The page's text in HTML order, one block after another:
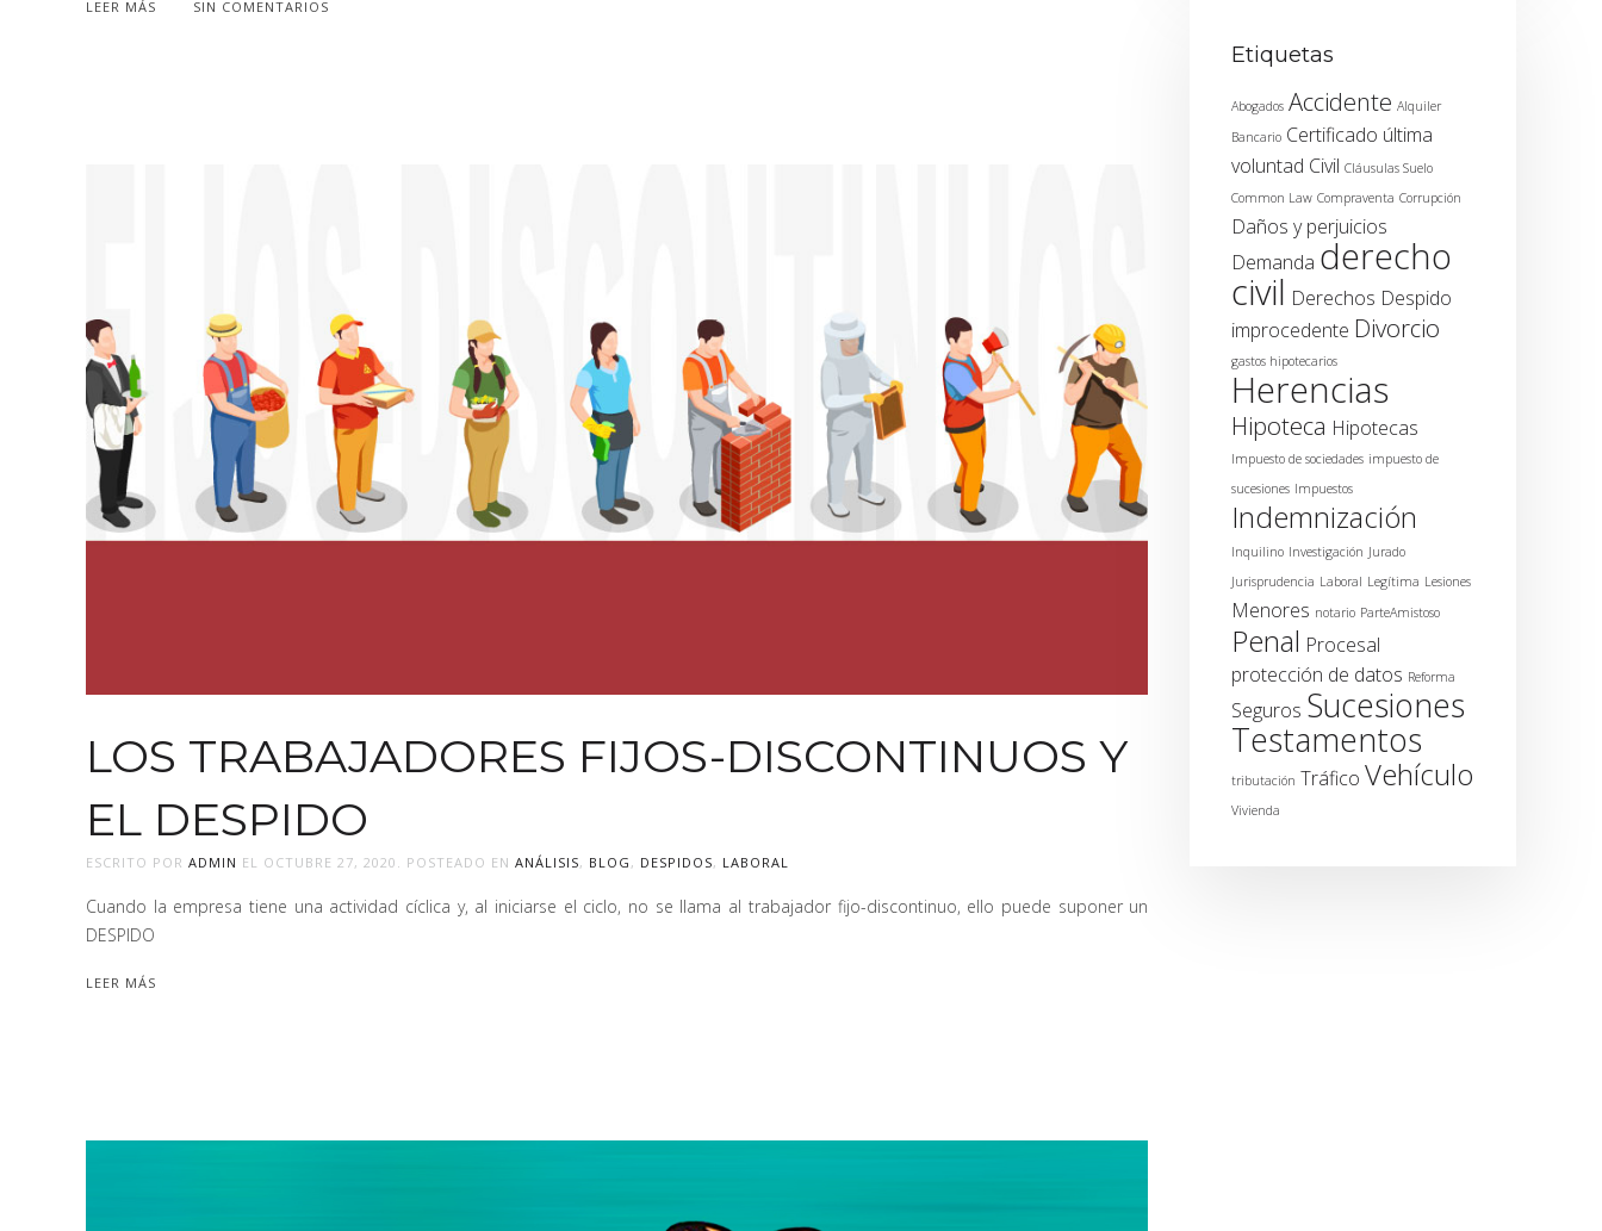
LEER MÁS SIN COMENTARIOS
LOS TRABAJADORES FIJOS-DISCONTINUOS Y
EL DESPIDO
ESCRITO POR ADMIN EL OCTUBRE 27, 2020 . POSTEADO EN ANÁLISIS, BLOG , DESPIDOS, LABORAL
Cuando la empresa tiene una actividad cíclica y, al iniciarse el ciclo, no se llama al trabajador fijo-discontinuo, ello puede suponer un
DESPIDO
LEER MÁS
Etiquetas
Abogados Accidente Alquiler
Bancario Certificado última
voluntad Civil Cláusulas Suelo
Common Law Compraventa Corrupción
Daños y perjuicios
Demanda derecho
civil Derechos Despido
improcedente Divorcio
gastos hipotecarios
Herencias
Hipoteca Hipotecas
Impuesto de sociedades impuesto de
sucesiones Impuestos
Indemnización
Inquilino Investigación Jurado
Jurisprudencia Laboral Legítima Lesiones
Menores notario ParteAmistoso
Penal Procesal
protección de datos Reforma
Seguros Sucesiones
Testamentos
tributación Tráfico Vehículo
Vivienda